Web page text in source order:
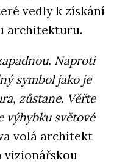
vedly k získání
architekturu.
Naproti
symbol jako je
zůstane. Věřte
výhybku světové
volá architekt
vizionářskou